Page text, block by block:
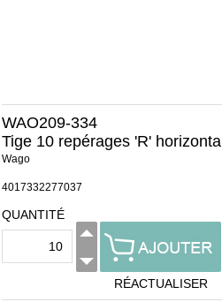
WAO209-334
Tige 10 repérages 'R' horizontal
Wago
4017332277037
QUANTITÉ
RÉACTUALISER